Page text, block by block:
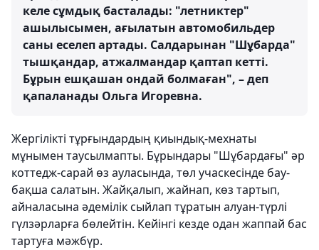
келе сұмдық басталады: "летниктер"
ашылысымен, ағылатын автомобильдер
саны еселеп артады. Салдарынан "Шұбарда"
тышқандар, атжалмандар қаптап кетті.
Бұрын ешқашан ондай болмаған", – деп
қапаланады Ольга Игоревна.
Жергілікті тұрғындардың қиындық-мехнаты
мұнымен таусылмапты. Бұрындары "Шұбардағы" әр
коттедж-сарай өз ауласында, төл учаскесінде бау-
бақша салатын. Жайқалып, жайнап, көз тартып,
айналасына әдемілік сыйлап тұратын алуан-түрлі
гүлзәрларға бөлейтін. Кейінгі кезде одан жаппай бас
тартуға мәжбүр.